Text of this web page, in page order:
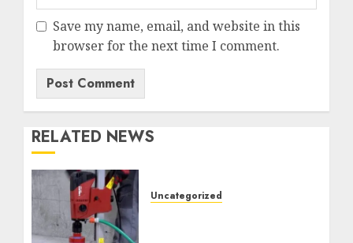
Save my name, email, and website in this
browser for the next time I comment.
RELATED NEWS
Uncategorized